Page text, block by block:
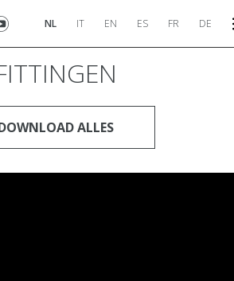
NL IT EN ES FR DE
ALLES